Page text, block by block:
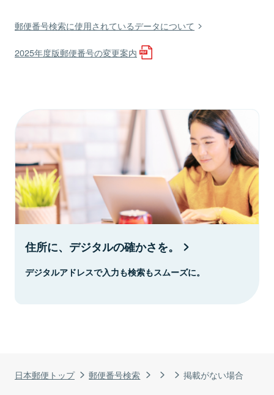
日本郵便トップ 郵便番号検索 掲載がない場合
郵便番号検索に使用されているデータについて
2025年度版郵便番号の変更案内
住所に、デジタルの確かさを。
デジタルアドレスで入力も検索もスムーズに。